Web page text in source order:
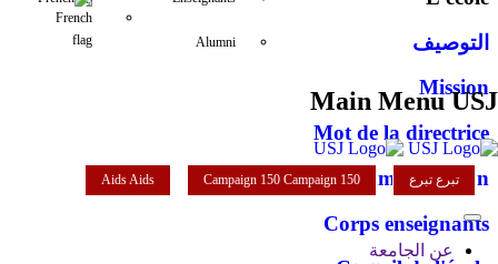
Alumni
Main Menu USJ
تبرع تبرع Campaign 150 Campaign 150
AidsAids
عن الجامعة
التوصيف
Mission
Mot de la directrice
Administration
Corps enseignants